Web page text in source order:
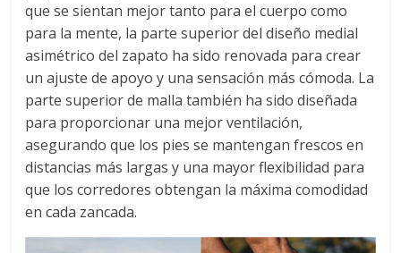
que se sientan mejor tanto para el cuerpo como
para la mente, la parte superior del diseño medial
asimétrico del zapato ha sido renovada para crear
un ajuste de apoyo y una sensación más cómoda. La
parte superior de malla también ha sido diseñada
para proporcionar una mejor ventilación,
asegurando que los pies se mantengan frescos en
distancias más largas y una mayor flexibilidad para
que los corredores obtengan la máxima comodidad
en cada zancada.